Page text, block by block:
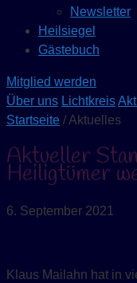
Newsletter
Heilsiegel
Gästebuch
Mitglied werden
Über uns Lichtkreis
Startseite / Aktuelles
Aktueller
Heiligtümer
6. September 2021
Klaus Mailahn hat in